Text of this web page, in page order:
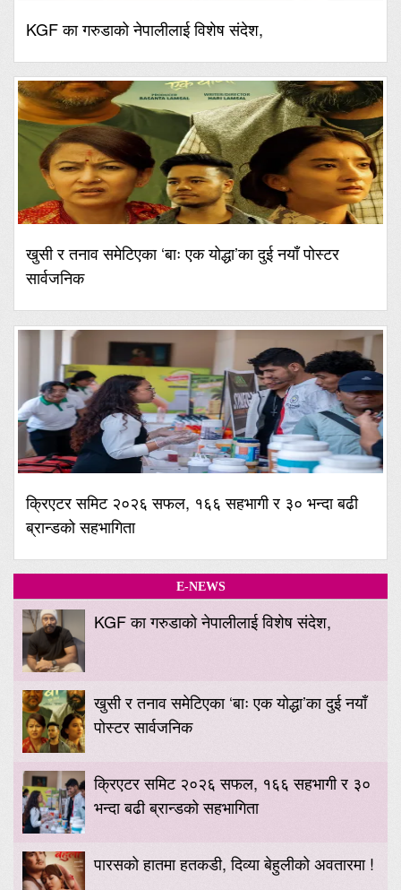
KGF का गरुडाको नेपालीलाई विशेष संदेश,
खुसी र तनाव समेटिएका ‘बाः एक योद्धा’का दुई नयाँ पोस्टर
सार्वजनिक
क्रिएटर समिट २०२६ सफल, १६६ सहभागी र ३० भन्दा बढी
ब्रान्डको सहभागिता
E-NEWS
KGF का गरुडाको नेपालीलाई विशेष संदेश,
खुसी र तनाव समेटिएका ‘बाः एक योद्धा’का दुई नयाँ
पोस्टर सार्वजनिक
क्रिएटर समिट २०२६ सफल, १६६ सहभागी र ३०
भन्दा बढी ब्रान्डको सहभागिता
पारसको हातमा हतकडी, दिव्या बेहुलीको अवतारमा !